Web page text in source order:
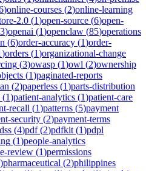
)online-courses (2)online-learning
2.0 (1)open-source (6)open-
)openai (1)openclaw (85)operations
(6)order-accuracy (1)order-
)orders (1)organizational-change
(3)owasp (1)owl (2)ownership
(1)paginated-reports
(2)paperless (1)parts-distribution
(1)patient-analytics (1)patient-care
recall (1)patterns (5)payment
security (2)payment-terms
(4)pdf(2)pdfkit (1)pdpl
(1)people-analytics
review (1)permissions
)pharmaceutical (2)philippines